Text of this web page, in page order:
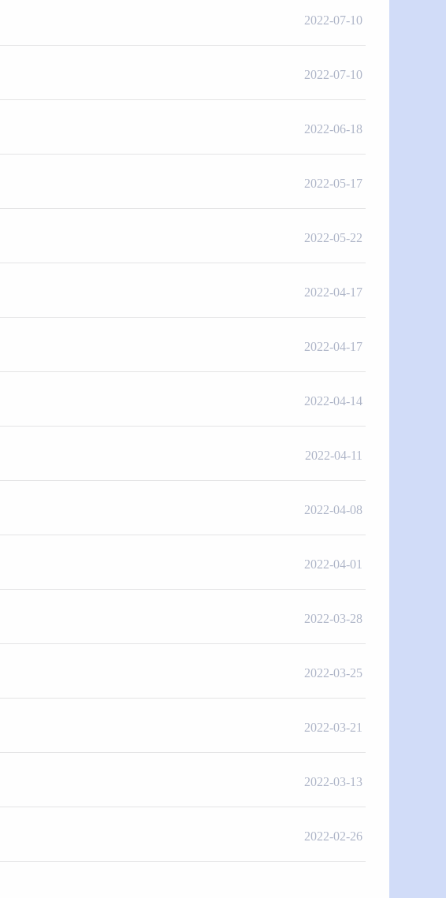
2022-07-10
2022-07-10
2022-06-18
2022-05-17
2022-05-22
2022-04-17
2022-04-17
2022-04-14
2022-04-11
2022-04-08
2022-04-01
2022-03-28
2022-03-25
2022-03-21
2022-03-13
2022-02-26